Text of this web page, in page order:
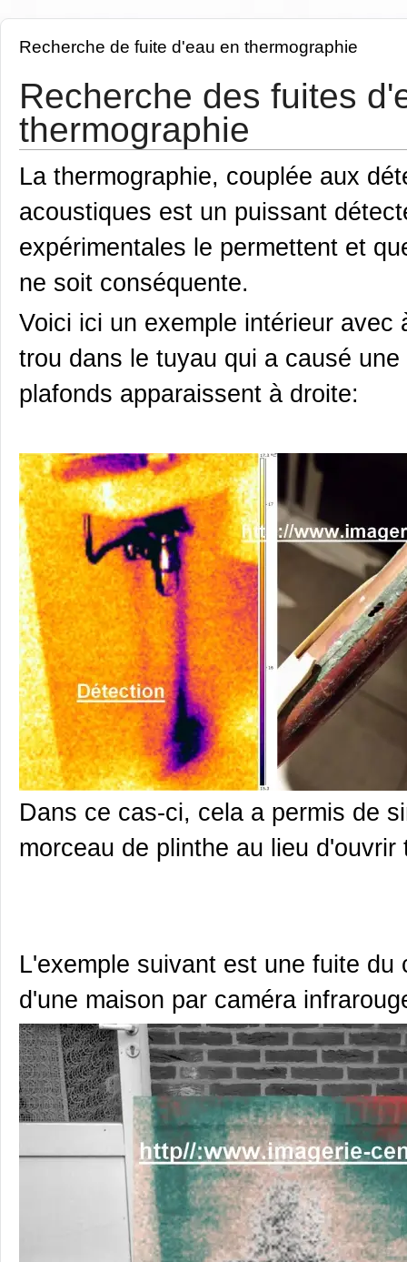
Recherche de fuite d'eau en thermographie
Recherche des fuites
thermographie
La thermographie, couplée aux
acoustiques est un puissant
expérimentales le permettent et
ne soit conséquente.
Voici ici un exemple intérieur
trou dans le tuyau qui a causé
plafonds apparaissent à droite:
Dans ce cas-ci, cela a permis de
morceau de plinthe au lieu
L'exemple suivant est une fuite
d'une maison par caméra